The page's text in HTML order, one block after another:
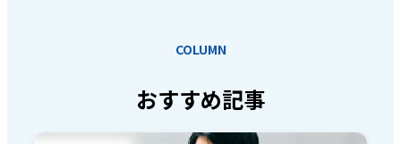
COLUMN
おすすめ記事